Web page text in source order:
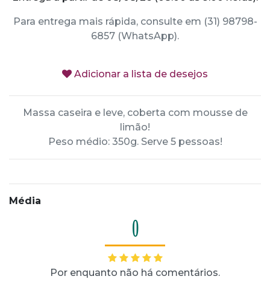
Para entrega mais rápida, consulte em (31) 98798-
6857 (WhatsApp).
Adicionar a lista de desejos
Massa caseira e leve, coberta com mousse de
limão!
Peso médio: 350g. Serve 5 pessoas!
Média
0
Por enquanto não há comentários.